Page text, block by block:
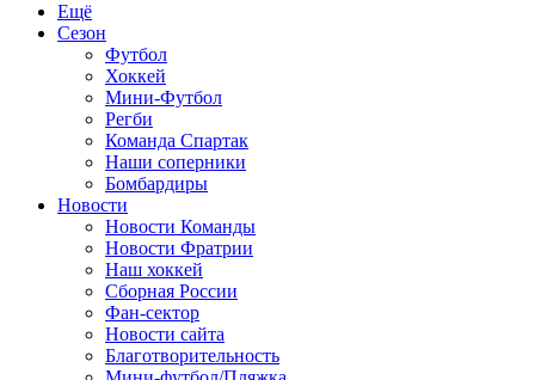
Ещё
Сезон
Футбол
Хоккей
Мини-Футбол
Регби
Команда Спартак
Наши соперники
Бомбардиры
Новости
Новости Команды
Новости Фратрии
Наш хоккей
Сборная России
Фан-cектор
Новости сайта
Благотворительность